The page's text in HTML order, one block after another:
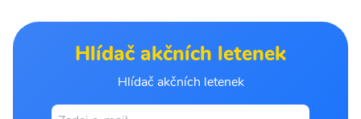
Hlídač akčních letenek
Hlídač akčních letenek